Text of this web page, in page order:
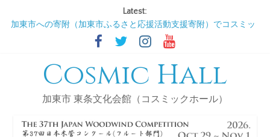
Latest:
加東市への寄附（加東市ふるさと応援活動支援寄附）でコスミッ
クホール（ＮＰＯ法人新しい風かとう）を支援してください!
2026/11/5 コスミックサロンDE歌声喫茶
2027/1/7 コスミックサロンDE歌声喫茶
Cosmic Hall
加東市 東条文化会館（コスミックホール）